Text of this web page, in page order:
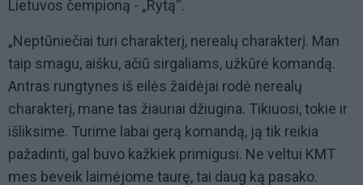
Lietuvos čempioną - „Rytą“.
„Neptūniečiai turi charakterį, nerealų charakterį. Man
taip smagu, aišku, ačiū sirgaliams, užkūrė komandą.
Antras rungtynes iš eilės žaidėjai rodė nerealų
charakterį, mane tas žiauriai džiugina. Tikiuosi, tokie ir
išliksime. Turime labai gerą komandą, ją tik reikia
pažadinti, gal buvo kažkiek primigusi. Ne veltui KMT
mes beveik laimėjome taurę, tai daug ką pasako.